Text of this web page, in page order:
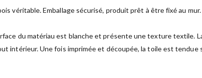
véritable. Emballage sécurisé, produit prêt à être fixé au
du matériau est blanche et présente une texture textile.
Une fois imprimée et découpée, la toile est tendue